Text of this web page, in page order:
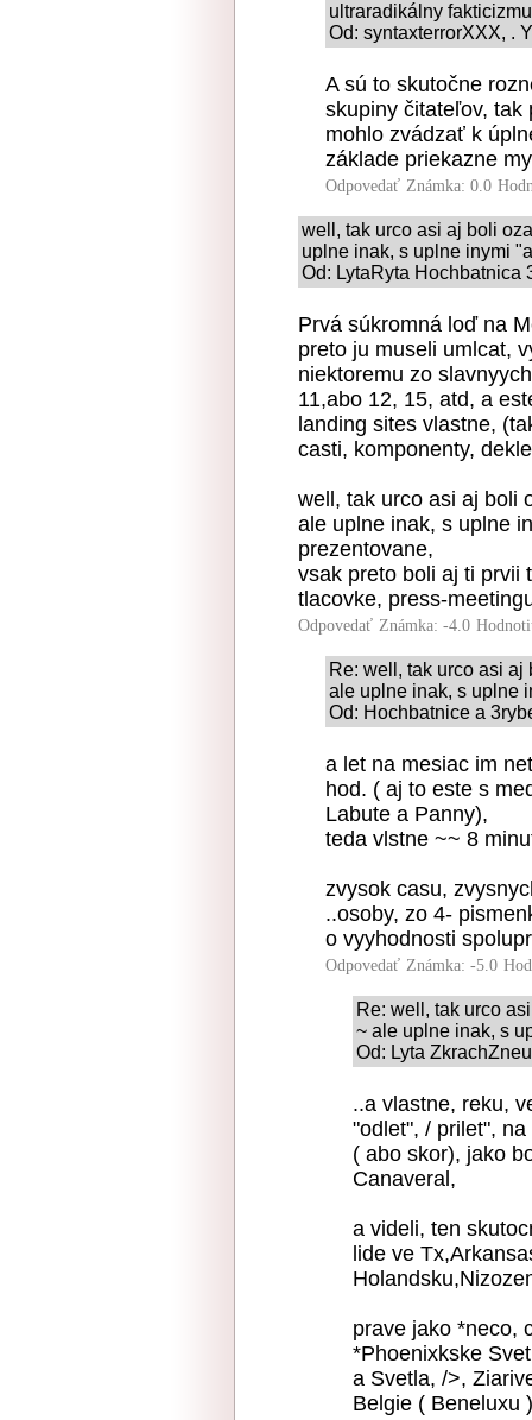
ultraradikálny
Od: syntaxterrorXXX, .
A sú to skutočne
skupiny čitateľov, tak
mohlo zvádzať k
základe priekazne
Odpovedať Známka: 0.0
well, tak urco asi aj boli
uplne inak, s uplne inymi
Od: LytaRyta Hochbatnica
Prvá súkromná loď na
preto ju museli umlcat,
niektoremu zo
11,abo 12, 15, atd, a
landing sites vlastne,
casti, komponenty,
well, tak urco asi aj boli
ale uplne inak, s uplne
prezentovane,
vsak preto boli aj ti prvii
tlacovke, press-
Odpovedať Známka: -4.0
Re: well, tak urco asi
ale uplne inak, s uplne
Od: Hochbatnice a
a let na mesiac im
hod. ( aj to este s
Labute a Panny),
teda vlstne ~~ 8
zvysok casu,
..osoby, zo 4-
o vyyhodnosti
Odpovedať Známka: -5.0
Re: well, tak urco
~ ale uplne inak, s
Od: Lyta
..a vlastne, reku,
"odlet", / prilet",
( abo skor), jako
Canaveral,
a videli, ten
lide ve
prave jako *neco,
*Phoenixkske
a Svetla, />,
Belgie ( Beneluxu )